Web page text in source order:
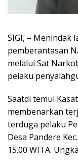
SIGI, –
pemberantasan
melalui Sat
pelaku
Saatdi temui
membenarkan
terduga pelaku
Desa Pandere
15.00 WITA.